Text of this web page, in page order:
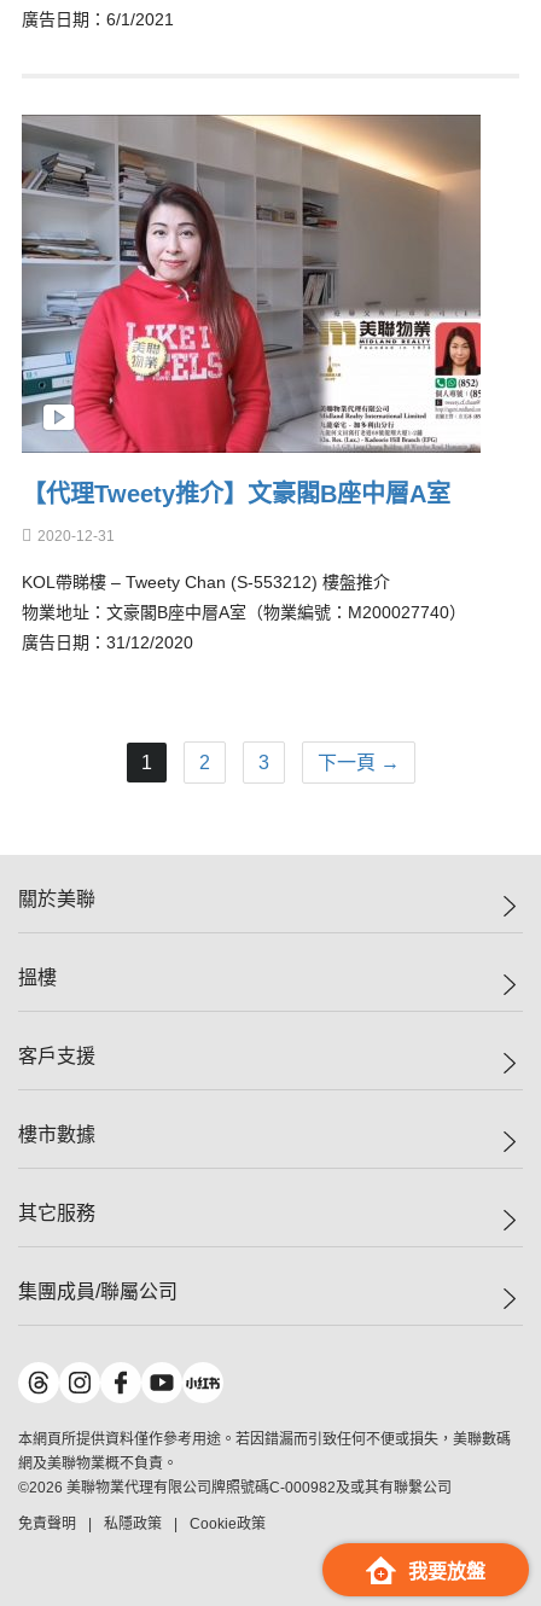
廣告日期：6/1/2021
【代理Tweety推介】文豪閣B座中層A室
2020-12-31
KOL帶睇樓 – Tweety Chan (S-553212) 樓盤推介
物業地址：文豪閣B座中層A室（物業編號：M200027740）
廣告日期：31/12/2020
1 2 3 下一頁 →
我要放盤
關於美聯
美聯集團
人才招募
搵樓
一手新盤
減價
美聯豪宅
獨家樓盤
租盤
客戶支援
自助放盤
查詢熱線
按揭計算機
負擔能力計算機
轉按計算機
繳款方式
樓市數據
樓價指數
歷史成交
屋苑成交排行榜
地區百科
其它服務
屋苑專頁
美聯精英會
美善會
地產代理管理協會
申報已遞交的購樓意向登記
集團成員/聯屬公司
美聯物業
鋑聯控股*
美聯工商舖*
美聯中國
美聯澳門
美聯金融集團
本網頁所提供資料僅作參考用途。若因錯漏而引致任何不便或損失，美聯數碼
網及美聯物業概不負責。
©2026 美聯物業代理有限公司牌照號碼C-000982及或其有聯繫公司
免責聲明 私隱政策 Cookie政策